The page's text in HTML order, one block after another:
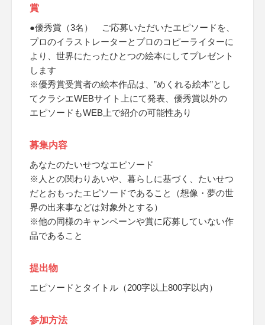
賞
●優秀賞（3名） ご応募いただいたエピソードを、
プロのイラストレーターとプロのコピーライターに
より、世界にたったひとつの絵本にしてプレゼント
します
※優秀賞受賞者の絵本作品は、”めくれる絵本”とし
てクラシエWEBサイト上にて発表、優秀賞以外の
エピソードもWEB上で紹介の可能性あり
募集内容
あなたのたいせつなエピソード
※人との関わりあいや、暮らしに基づく、たいせつ
だとおもったエピソードであること（想像・夢の世
界の出来事などは対象外とする）
※他の同様のキャンペーンや賞に応募していない作
品であること
提出物
エピソードとタイトル（200字以上800字以内）
参加方法